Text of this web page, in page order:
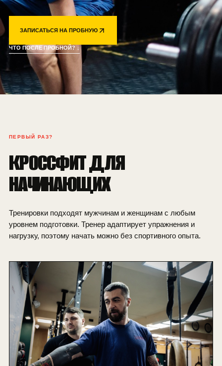
ЗАПИСАТЬСЯ НА ПРОБНУЮ
ЧТО ПОСЛЕ ПРОБНОЙ? ↓
ПЕРВЫЙ РАЗ?
КРОССФИТ ДЛЯ
НАЧИНАЮЩИХ
Тренировки подходят мужчинам и женщинам с любым
уровнем подготовки. Тренер адаптирует упражнения и
нагрузку, поэтому начать можно без спортивного опыта.